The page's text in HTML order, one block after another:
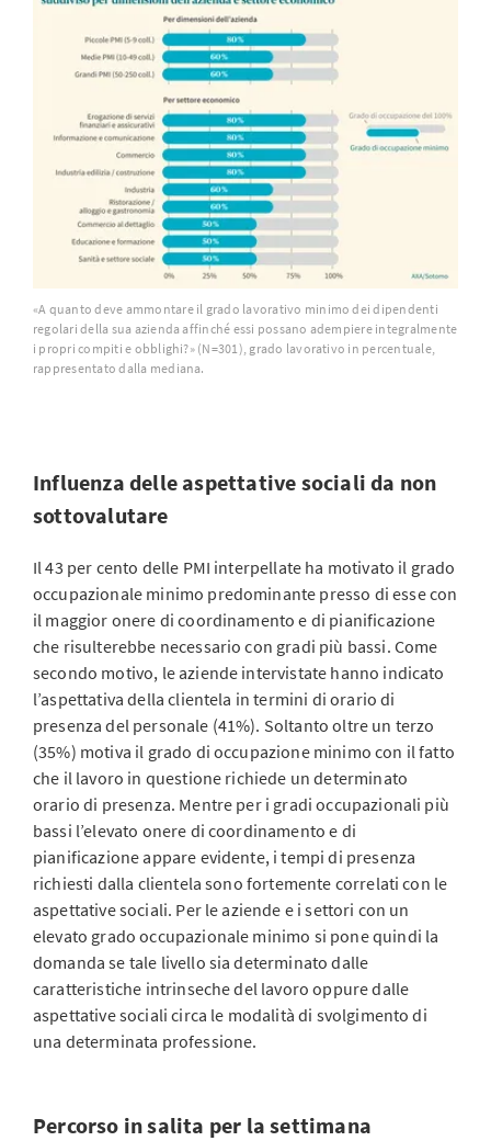
«A quanto deve ammontare il grado lavorativo minimo dei dipendenti
regolari della sua azienda affinché essi possano adempiere integralmente
i propri compiti e obblighi?» (N=301), grado lavorativo in percentuale,
rappresentato dalla mediana.
Influenza delle aspettative sociali da non
sottovalutare
Il 43 per cento delle PMI interpellate ha motivato il grado
occupazionale minimo predominante presso di esse con
il maggior onere di coordinamento e di pianificazione
che risulterebbe necessario con gradi più bassi. Come
secondo motivo, le aziende intervistate hanno indicato
l’aspettativa della clientela in termini di orario di
presenza del personale (41%). Soltanto oltre un terzo
(35%) motiva il grado di occupazione minimo con il fatto
che il lavoro in questione richiede un determinato
orario di presenza. Mentre per i gradi occupazionali più
bassi l’elevato onere di coordinamento e di
pianificazione appare evidente, i tempi di presenza
richiesti dalla clientela sono fortemente correlati con le
aspettative sociali. Per le aziende e i settori con un
elevato grado occupazionale minimo si pone quindi la
domanda se tale livello sia determinato dalle
caratteristiche intrinseche del lavoro oppure dalle
aspettative sociali circa le modalità di svolgimento di
una determinata professione.
Percorso in salita per la settimana